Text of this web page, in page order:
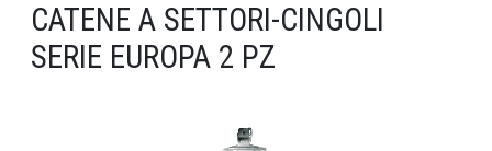
CATENE A SETTORI-CINGOLI
SERIE EUROPA 2 PZ